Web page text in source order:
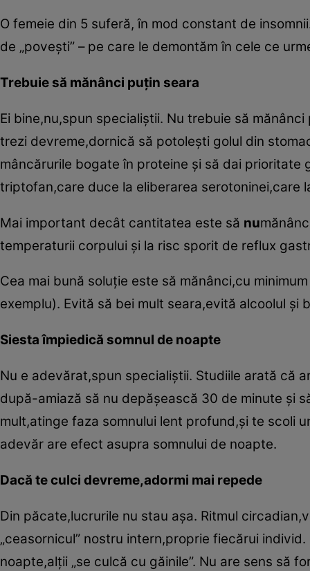
O femeie din 5 suferă, în mod constant de
de „poveşti” – pe care le demontăm în cele ce
Trebuie să mănânci puţin seara
Ei bine,nu,spun specialiştii. Nu trebuie să
trezi devreme,dornică să potoleşti golul din
mâncărurile bogate în proteine şi să dai
triptofan,care duce la eliberarea serotoninei,care
Mai important decât cantitatea este să nu
temperaturii corpului şi la risc sporit de reflux
Cea mai bună soluţie este să mănânci,cu
exemplu). Evită să bei mult seara,evită alcoolul şi
Siesta împiedică somnul de noapte
Nu e adevărat,spun specialiştii. Studiile arată că
după-amiază să nu depăşească 30 de minute şi
mult,atinge faza somnului lent profund,şi te scoli
adevăr are efect asupra somnului de noapte.
Dacă te culci devreme,adormi mai repede
Din păcate,lucrurile nu stau aşa. Ritmul
„ceasornicul” nostru intern,proprie fiecărui
noapte,alţii „se culcă cu găinile”. Nu are sens să